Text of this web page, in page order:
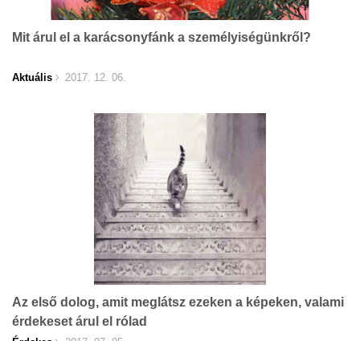
Mit árul el a karácsonyfánk a személyiségünkről?
Aktuális 2017. 12. 06.
Az első dolog, amit meglátsz ezeken a képeken, valami
érdekeset árul el rólad